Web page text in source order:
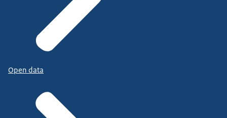
Open data